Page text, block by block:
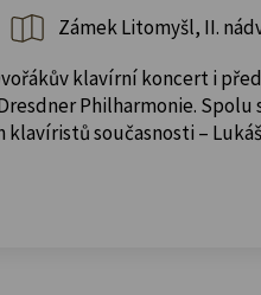
Zámek Litomyšl, II.
klavírní koncert i
Philharmonie. Spolu
klavíristů současnosti –